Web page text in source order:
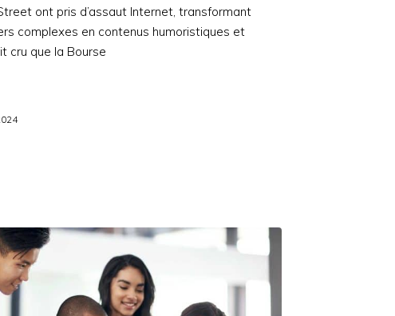
ont pris d’assaut Internet, transformant
complexes en contenus humoristiques et
cru que la Bourse